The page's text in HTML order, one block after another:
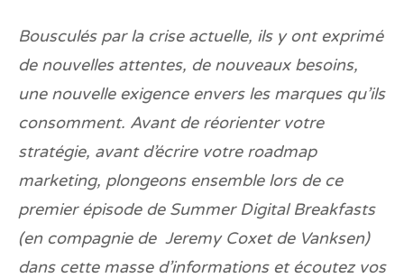
Bousculés par la crise actuelle, ils y ont exprimé
de nouvelles attentes, de nouveaux besoins,
une nouvelle exigence envers les marques qu’ils
consomment. Avant de réorienter votre
stratégie, avant d’écrire votre roadmap
marketing, plongeons ensemble lors de ce
premier épisode de Summer Digital Breakfasts
(en compagnie de Jeremy Coxet de Vanksen)
dans cette masse d’informations et écoutez vos